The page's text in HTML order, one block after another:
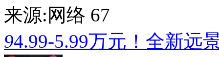
来源:网络 67
94.99-5.99万元！全新远